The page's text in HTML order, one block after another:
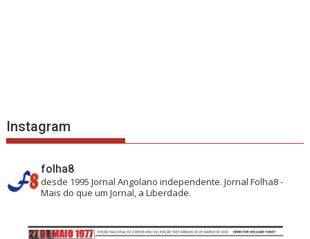
Instagram
folha8
desde 1995 Jornal Angolano independente.Jornal Folha8 -
Mais do que um Jornal, a Liberdade.